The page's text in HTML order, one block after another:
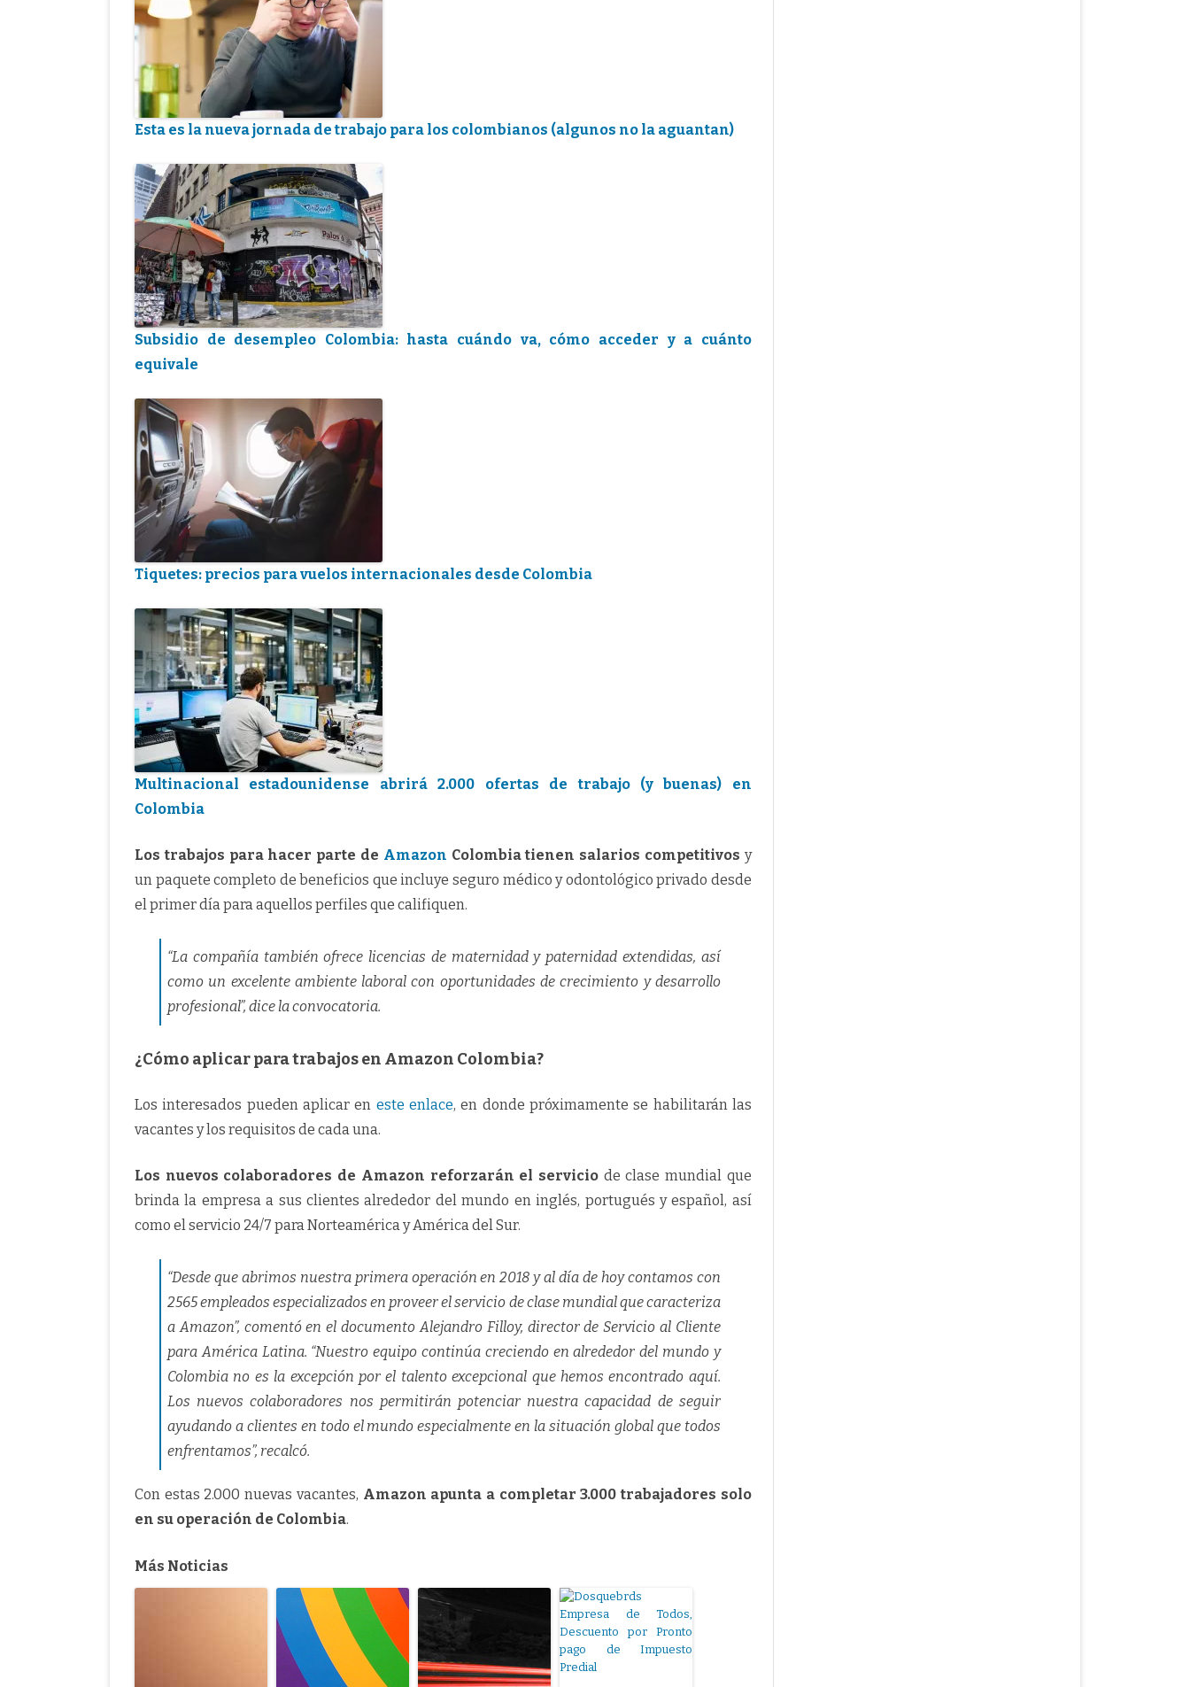
Esta es la nueva jornada de trabajo para los colombianos (algunos no la aguantan)
Subsidio de desempleo Colombia: hasta cuándo va, cómo acceder y a cuánto
equivale
Tiquetes: precios para vuelos internacionales desde Colombia
Multinacional estadounidense abrirá 2.000 ofertas de trabajo (y buenas) en
Colombia
Los trabajos para hacer parte de Amazon Colombia tienen salarios competitivos y
un paquete completo de beneficios que incluye seguro médico y odontológico privado desde
el primer día para aquellos perfiles que califiquen.
“La compañía también ofrece licencias de maternidad y paternidad extendidas, así
como un excelente ambiente laboral con oportunidades de crecimiento y desarrollo
profesional”, dice la convocatoria.
¿Cómo aplicar para trabajos en Amazon Colombia?
Los interesados pueden aplicar en este enlace, en donde próximamente se habilitarán las
vacantes y los requisitos de cada una.
Los nuevos colaboradores de Amazon reforzarán el serviciode clase mundial que
brinda la empresa a sus clientes alrededor del mundo en inglés, portugués y español, así
como el servicio 24/7 para Norteamérica y América del Sur.
“Desde que abrimos nuestra primera operación en 2018 y al día de hoy contamos con
2565 empleados especializados en proveer el servicio de clase mundial que caracteriza
a Amazon”, comentó en el documento Alejandro Filloy, director de Servicio al Cliente
para América Latina. “Nuestro equipo continúa creciendo en alrededor del mundo y
Colombia no es la excepción por el talento excepcional que hemos encontrado aquí.
Los nuevos colaboradores nos permitirán potenciar nuestra capacidad de seguir
ayudando a clientes en todo el mundo especialmente en la situación global que todos
enfrentamos”, recalcó.
Con estas 2.000 nuevas vacantes, Amazon apunta a completar 3.000 trabajadores solo
en su operación de Colombia.
Más Noticias